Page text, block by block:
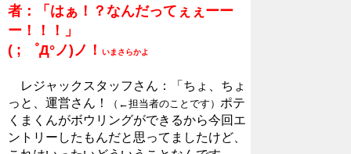
者：「はぁ！？なんだってぇぇーー
ー！！！」
( ; ゜Д°ノ)ノ！
いまさらかよ
レジャックスタッフさん：「ちょ、ちょ
っと、運営さん ！ （←担当者のことです） ポテ
くまくんがボウリングができるから今回エ
ントリーしたもんだと思ってましたけど、